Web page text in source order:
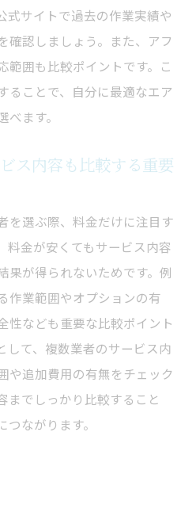
式サイトで過去の作業実績や
確認しましょう。また、アフ
範囲も比較ポイントです。こ
ることで、自分に最適なエア
ます。
ス内容も比較する重要
を選ぶ際、料金だけに注目す
料金が安くてもサービス内容
果が得られないためです。例
作業範囲やオプションの有
性なども重要な比較ポイント
して、複数業者のサービス内
や追加費用の有無をチェック
までしっかり比較すること
ながります。